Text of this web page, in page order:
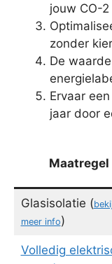
jouw CO-
zonder
De
Ervaar
jaar door
Maatregel
Glasisolatie (
meer info)
Volledig